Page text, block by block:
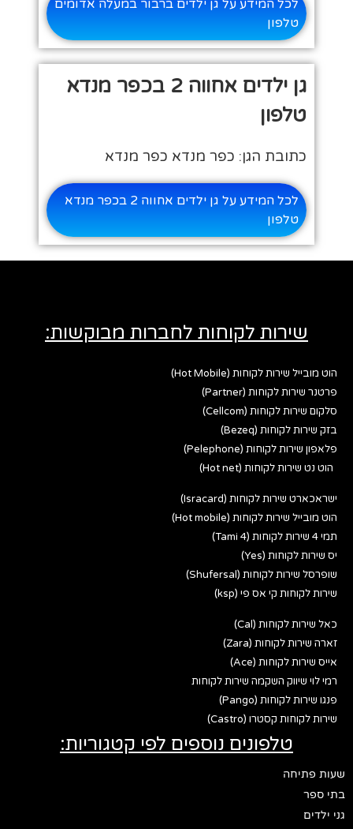
לכל המידע על גן ילדים ברבור במעלה אדומים
טלפון
גן ילדים אחווה 2 בכפר מנדא
טלפון
כתובת הגן: כפר מנדא כפר מנדא
לכל המידע על גן ילדים אחווה 2 בכפר מנדא
טלפון
שירות לקוחות לחברות מבוקשות:
הוט מובייל שירות לקוחות (Hot Mobile)
פרטנר שירות לקוחות (Partner)
סלקום שירות לקוחות (Cellcom)
בזק שירות לקוחות (Bezeq)
פלאפון שירות לקוחות (Pelephone)
הוט נט שירות לקוחות (Hot net)
ישראכארט שירות לקוחות (Isracard)
הוט מובייל שירות לקוחות (Hot mobile)
תמי 4 שירות לקוחות (Tami 4)
יס שירות לקוחות (Yes)
שופרסל שירות לקוחות (Shufersal)
שירות לקוחות קי אס פי (ksp)
כאל שירות לקוחות (Cal)
זארה שירות לקוחות (Zara)
אייס שירות לקוחות (Ace)
רמי לוי שיווק השקמה שירות לקוחות
פנגו שירות לקוחות (Pango)
שירות לקוחות קסטרו (Castro)
טלפונים נוספים לפי קטגוריות:
שעות פתיחה
בתי ספר
גני ילדים